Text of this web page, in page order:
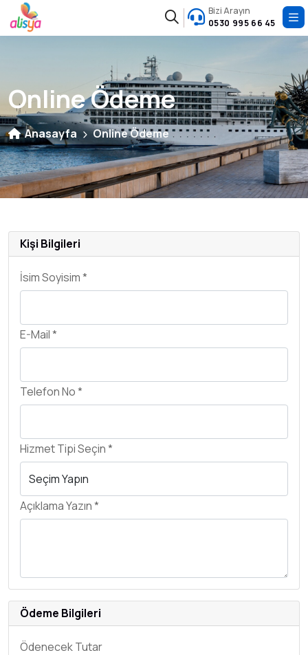
Bizi Arayın
0530 995 66 45
Online Ödeme
Anasayfa Online Ödeme
Kişi Bilgileri
İsim Soyisim *
E-Mail *
Telefon No *
Hizmet Tipi Seçin *
Açıklama Yazın *
Ödeme Bilgileri
Ödenecek Tutar